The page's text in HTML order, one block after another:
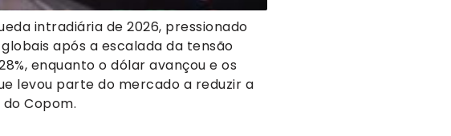
intradiária de 2026, pressionado
após a escalada da tensão
enquanto o dólar avançou e os
levou parte do mercado a reduzir a
Copom.